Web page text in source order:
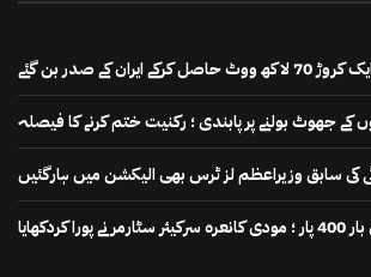
ایران کے صدر بن گئے
کے جھوٹ بولنے پر پابندی ؛ رکنیت ختم کرنے کا فیصلہ
کی سابق وزیراعظم لز ٹرس بھی الیکشن میں ہارگئیں
نے پورا کردکھایا